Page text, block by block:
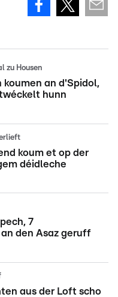
zu Housen
koumen an d'Spidol,
hunn
koum et op der
déidleche
7
den Asaz geruff
aus der Loft scho